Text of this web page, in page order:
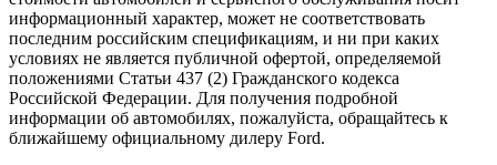
информационный характер, может не соответствовать
последним российским спецификациям, и ни при каких
условиях не является публичной офертой, определяемой
положениями Статьи 437 (2) Гражданского кодекса
Российской Федерации. Для получения подробной
информации об автомобилях, пожалуйста, обращайтесь к
ближайшему официальному дилеру Ford.